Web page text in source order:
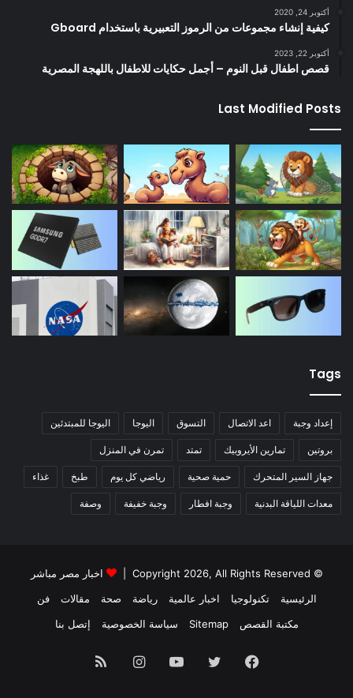
أكتوبر 24, 2020
كيفية إنشاء مجموعات من الرموز التعبيرية باستخدام Gboard
أكتوبر 22, 2023
قصص اطفال قبل النوم – أجمل حكايات للاطفال باللهجة المصرية
Last Modified Posts
Tags
إعداد وجبة اعد الاتصال التسوق اليوجا اليوجا للمبتدئين
بروتين تمارين الأيروبيك تمتد تمرن في المنزل
جهاز السير المتحرك حمية صحية رياضي كل يوم طبخ غذاء
معدات اللياقة البدنية وجبة افطار وجبة خفيفة وصفة
© Copyright 2026, All Rights Reserved |
اخبار مصر مباشر
الرئيسية
تكنولوجيا اخبار عالمية رياضة صحة مقالات
فن
مكتبة القصص
Sitemap سياسة الخصوصية إتصل بنا
فيسبوك تويتر يوتيوب انستقرام